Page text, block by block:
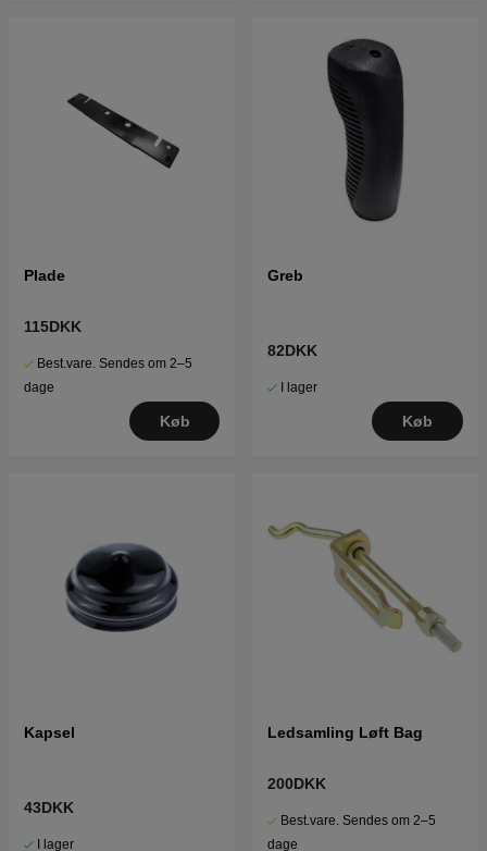
Plade
115DKK
Best.vare. Sendes om 2–5
dage
Køb
Greb
82DKK
I lager
Køb
Kapsel
43DKK
I lager
Ledsamling Løft Bag
200DKK
Best.vare. Sendes om 2–5
dage